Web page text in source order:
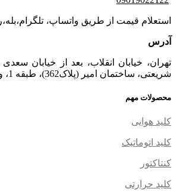
استعلام قیمت از طریق واتساپ،
آدرس
تهران، خیابان انقلاب، بعد از خیابان
شریعتی، ساختمان امیر (پلاک362)، طبقه 1، واحد 6
محصولات مهم
کلید هوایی
کلید اتوماتیک
کنتاکتور
کلید حرارتی